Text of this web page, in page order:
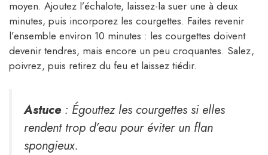
moyen. Ajoutez l’échalote, laissez-la suer une à deux
minutes, puis incorporez les courgettes. Faites revenir
l’ensemble environ 10 minutes : les courgettes doivent
devenir tendres, mais encore un peu croquantes. Salez,
poivrez, puis retirez du feu et laissez tiédir.
Astuce: Égouttez les courgettes si elles
rendent trop d’eau pour éviter un flan
spongieux.